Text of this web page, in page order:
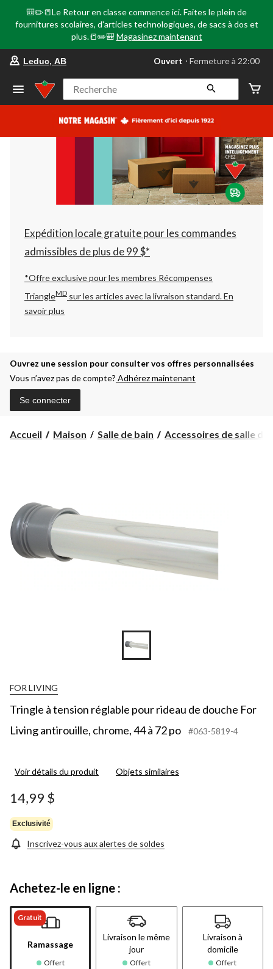
🎒✏️📒Le Retour en classe commence ici. Faites le plein de
fournitures scolaires, d'articles technologiques, de sacs à dos et
plus.📒✏️🎒 Magasinez maintenant
votre
préféré
Leduc,
AB,
courament
Fermeture
à
22:00
cliquer
pour
changer
Leduc, AB Ouvert ⋅ Fermeture à 22:00
Recherche
Expédition locale gratuite pour les commandes
admissibles de plus de 99 $*
*Offre exclusive pour les membres Récompenses
TriangleMD sur les articles avec la livraison standard.En
savoir plus
Ouvrez une session pour consulter vos offres personnalisées
Vous n’avez pas de compte? Adhérez maintenant
Se connecter
Accueil Maison Salle de bain Accessoires de salle de
FOR LIVING
Tringle à tension réglable pour rideau de douche For
Living antirouille, chrome, 44 à 72 po
#063-5819-4
Voir détails du produit Objets similaires
14,99 $
Exclusivité
Inscrivez-vous aux alertes de soldes
Achetez-le en ligne :
Gratuit
Ramassage
Offert
Livraison le même
jour
Offert
Livraison à
domicile
Offert